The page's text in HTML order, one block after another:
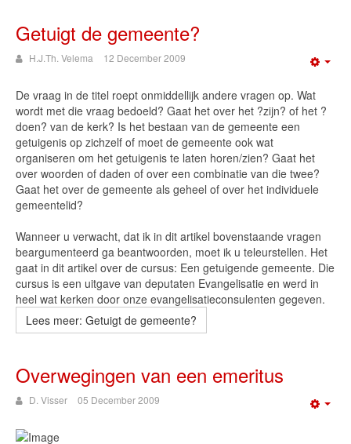
Getuigt de gemeente?
H.J.Th. Velema 12 December 2009
De vraag in de titel roept onmiddellijk andere vragen op. Wat
wordt met die vraag bedoeld? Gaat het over het ?zijn? of het ?
doen? van de kerk? Is het bestaan van de gemeente een
getuigenis op zichzelf of moet de gemeente ook wat
organiseren om het getuigenis te laten horen/zien? Gaat het
over woorden of daden of over een combinatie van die twee?
Gaat het over de gemeente als geheel of over het individuele
gemeentelid?
Wanneer u verwacht, dat ik in dit artikel bovenstaande vragen
beargumenteerd ga beantwoorden, moet ik u teleurstellen. Het
gaat in dit artikel over de cursus: Een getuigende gemeente. Die
cursus is een uitgave van deputaten Evangelisatie en werd in
heel wat kerken door onze evangelisatieconsulenten gegeven.
Lees meer: Getuigt de gemeente?
Overwegingen van een emeritus
D. Visser 05 December 2009